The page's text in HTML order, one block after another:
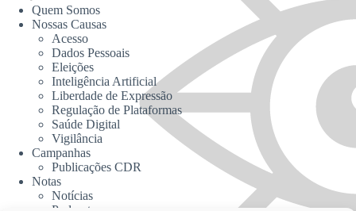
Quem Somos
Nossas Causas
Acesso
Dados Pessoais
Eleições
Inteligência Artificial
Liberdade de Expressão
Regulação de Plataformas
Saúde Digital
Vigilância
Campanhas
Publicações CDR
Notas
Notícias